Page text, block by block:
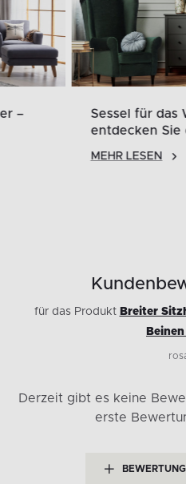
–
Sessel für das
entdecken Sie
MEHR LESEN
für das Produkt Breiter
Derzeit gibt es keine
erste